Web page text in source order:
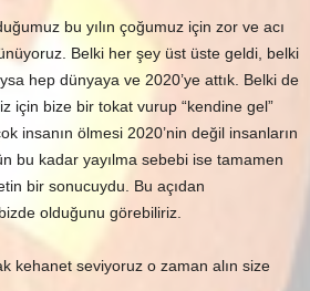
bu yılın çoğumuz için zor ve acı
Belki her şey üst üste geldi, belki
hep dünyaya ve 2020’ye attık. Belki de
için bize bir tokat vurup “kendine gel”
insanın ölmesi 2020’nin değil insanların
bu kadar yayılma sebebi ise tamamen
bir sonucuydu. Bu açıdan
olduğunu görebiliriz.
seviyoruz o zaman alın size